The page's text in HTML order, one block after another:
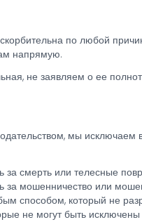
по любой
напрямую.
не заявляем о ее
мы исключаем
за смерть или телесные
за мошенничество или
способом, который не
не могут быть